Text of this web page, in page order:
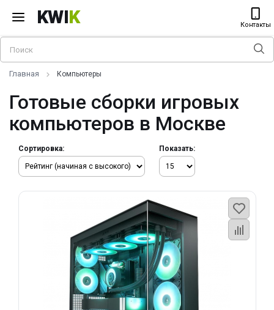
KWIK Контакты
Главная Компьютеры
Готовые сборки игровых
компьютеров в Москве
Сортировка: Показать: